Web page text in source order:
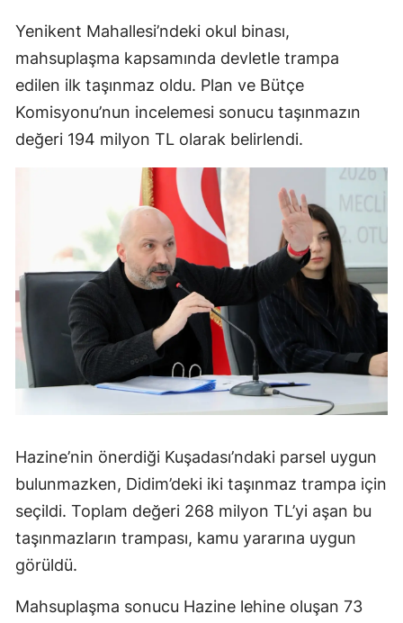
Yenikent Mahallesi’ndeki okul binası,
mahsuplaşma kapsamında devletle trampa
edilen ilk taşınmaz oldu. Plan ve Bütçe
Komisyonu’nun incelemesi sonucu taşınmazın
değeri 194 milyon TL olarak belirlendi.
Hazine’nin önerdiği Kuşadası’ndaki parsel uygun
bulunmazken, Didim’deki iki taşınmaz trampa için
seçildi. Toplam değeri 268 milyon TL’yi aşan bu
taşınmazların trampası, kamu yararına uygun
görüldü.
Mahsuplaşma sonucu Hazine lehine oluşan 73